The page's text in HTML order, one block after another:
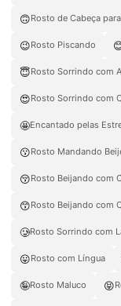
🙃Rosto de Cabeça
😉Rosto Piscando
😇Rosto Sorrindo com
😍Rosto Sorrindo com
🤩Encantado pelas
😗Rosto Mandando
😚Rosto Beijando com
😙Rosto Beijando com
🥲Rosto Sorrindo com
😛Rosto com Língua
🤪Rosto Maluco 😝